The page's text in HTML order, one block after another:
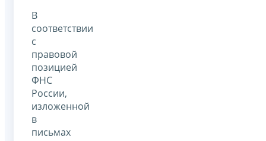
В
соответствии
с
правовой
позицией
ФНС
России,
изложенной
в
письмах